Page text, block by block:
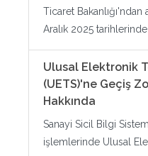
Ticaret Bakanlığı'ndan
Aralık 2025 tarihlerinde
Ulusal Elektronik
(UETS)'ne Geçiş
Hakkında
Sanayi Sicil Bilgi
işlemlerinde Ulusal